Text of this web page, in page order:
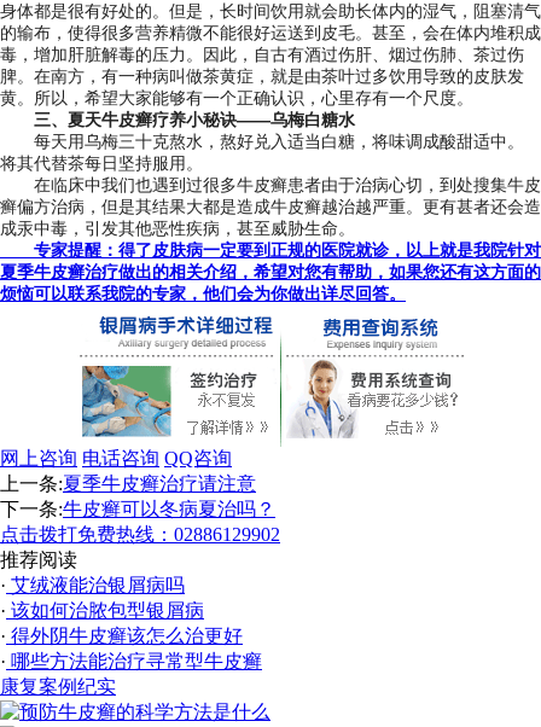
身体都是很有好处的。但是，长时间饮用就会助长体内的湿气，阻塞清气
的输布，使得很多营养精微不能很好运送到皮毛。甚至，会在体内堆积成
毒，增加肝脏解毒的压力。因此，自古有酒过伤肝、烟过伤肺、茶过伤
脾。在南方，有一种病叫做茶黄症，就是由茶叶过多饮用导致的皮肤发
黄。所以，希望大家能够有一个正确认识，心里存有一个尺度。
三、夏天牛皮癣疗养小秘诀——乌梅白糖水
每天用乌梅三十克熬水，熬好兑入适当白糖，将味调成酸甜适中。
将其代替茶每日坚持服用。
在临床中我们也遇到过很多牛皮癣患者由于治病心切，到处搜集牛皮
癣偏方治病，但是其结果大都是造成牛皮癣越治越严重。更有甚者还会造
成汞中毒，引发其他恶性疾病，甚至威胁生命。
专家提醒：得了皮肤病一定要到正规的医院就诊，以上就是我院针对
夏季牛皮癣治疗做出的相关介绍，希望对您有帮助，如果您还有这方面的
烦恼可以联系我院的专家，他们会为你做出详尽回答。
网上咨询 电话咨询 QQ咨询
上一条:夏季牛皮癣治疗请注意
下一条:牛皮癣可以冬病夏治吗？
点击拨打免费热线：02886129902
推荐阅读
· 艾绒液能治银屑病吗
· 该如何治脓包型银屑病
· 得外阴牛皮癣该怎么治更好
· 哪些方法能治疗寻常型牛皮癣
康复案例纪实